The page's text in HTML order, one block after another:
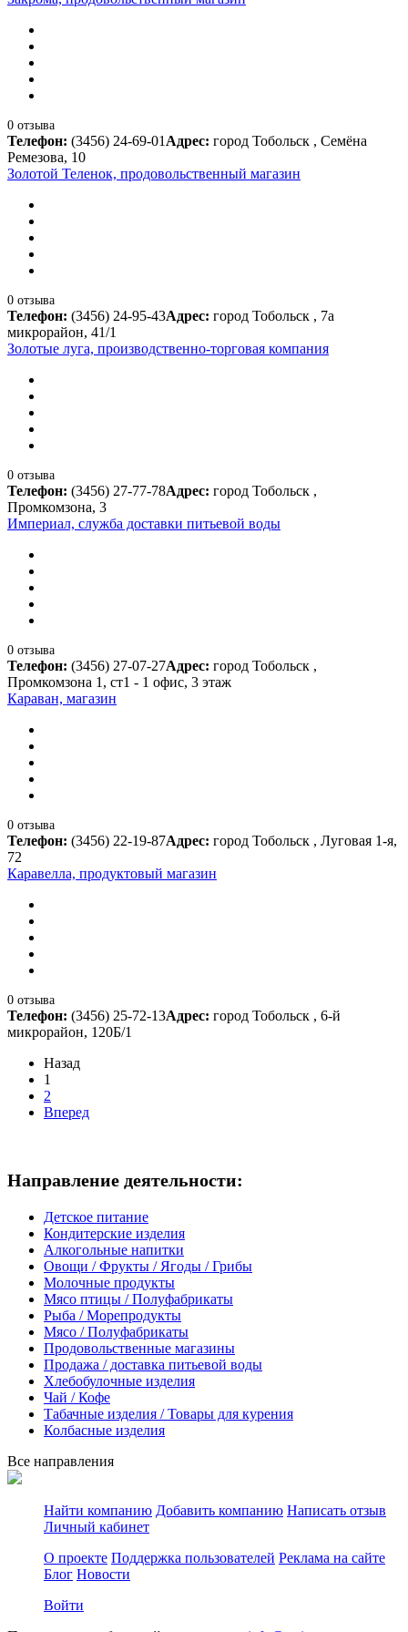
0 отзыва
Телефон: (3456) 24-69-01 Адрес: город Тобольск , Семёна
Ремезова, 10
Золотой Теленок, продовольственный магазин
0 отзыва
Телефон: (3456) 24-95-43Адрес: город Тобольск , 7а
микрорайон, 41/1
Золотые луга, производственно-торговая компания
0 отзыва
Телефон: (3456) 27-77-78Адрес: город Тобольск ,
Промкомзона, 3
Империал, служба доставки питьевой воды
0 отзыва
Телефон: (3456) 27-07-27Адрес: город Тобольск ,
Промкомзона 1, ст1 - 1 офис, 3 этаж
Караван, магазин
0 отзыва
Телефон: (3456) 22-19-87Адрес: город Тобольск , Луговая 1-я,
72
Каравелла, продуктовый магазин
0 отзыва
Телефон: (3456) 25-72-13Адрес: город Тобольск , 6-й
микрорайон, 120Б/1
Назад
1
2
Вперед
Направление деятельности:
Детское питание
Кондитерские изделия
Алкогольные напитки
Овощи / Фрукты / Ягоды / Грибы
Молочные продукты
Мясо птицы / Полуфабрикаты
Рыба / Морепродукты
Мясо / Полуфабрикаты
Продовольственные магазины
Продажа / доставка питьевой воды
Хлебобулочные изделия
Чай / Кофе
Табачные изделия / Товары для курения
Колбасные изделия
Все направления
Найти компанию Добавить компанию Написать отзыв
Личный кабинет
О проекте Поддержка пользователей Реклама на сайте
Блог Новости
Войти